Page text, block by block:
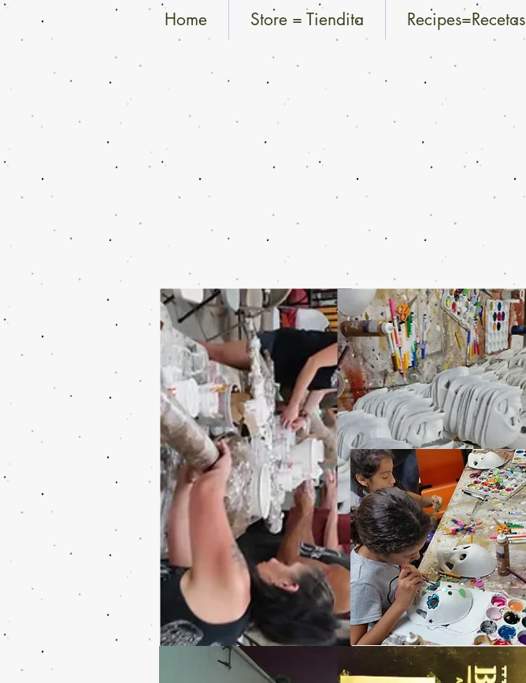
Home Store = Tiendita Recipes=Recetas